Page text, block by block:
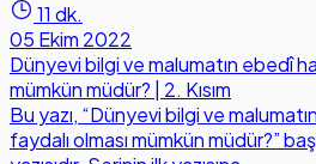
11 dk.
05 Ekim 2022
Dünyevi bilgi ve malumatın ebedî
mümkün müdür? | 2. Kısım
Bu yazı, “Dünyevi bilgi ve
faydalı olması mümkün müdür?”